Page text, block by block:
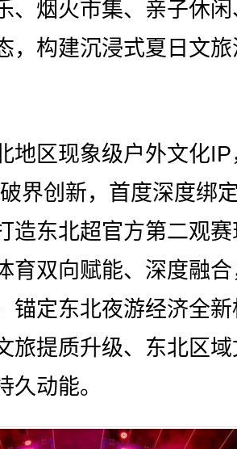
、烟火市集、亲子休
，构建沉浸式夏日文
区现象级户外文化IP
界创新，首度深度绑
造东北超官方第二观
育双向赋能、深度融
锚定东北夜游经济全
旅提质升级、东北区
久动能。